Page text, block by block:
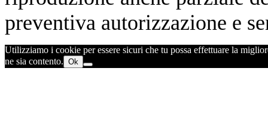
preventiva autorizzazione e
Utilizziamo i cookie per essere sicuri che tu possa effettuare la
ne sia contento. Ok